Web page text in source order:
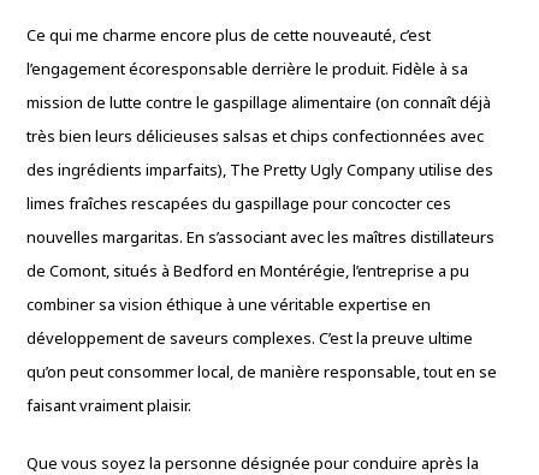
Ce qui me charme encore plus de cette nouveauté, c’est
l’engagement écoresponsable derrière le produit. Fidèle à sa
mission de lutte contre le gaspillage alimentaire (on connaît déjà
très bien leurs délicieuses salsas et chips confectionnées avec
des ingrédients imparfaits), The Pretty Ugly Company utilise des
limes fraîches rescapées du gaspillage pour concocter ces
nouvelles margaritas. En s’associant avec les maîtres distillateurs
de Comont, situés à Bedford en Montérégie, l’entreprise a pu
combiner sa vision éthique à une véritable expertise en
développement de saveurs complexes. C’est la preuve ultime
qu’on peut consommer local, de manière responsable, tout en se
faisant vraiment plaisir.
Que vous soyez la personne désignée pour conduire après la